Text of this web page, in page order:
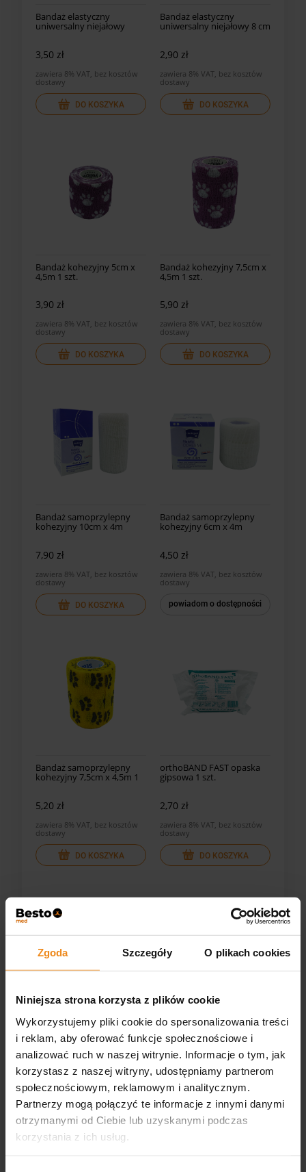
Zgoda Szczegóły O plikach cookies
Niniejsza strona korzysta z plików cookie
Wykorzystujemy pliki cookie do spersonalizowania treści
i reklam, aby oferować funkcje społecznościowe i
analizować ruch w naszej witrynie. Informacje o tym, jak
korzystasz z naszej witryny, udostępniamy partnerom
społecznościowym, reklamowym i analitycznym.
Partnerzy mogą połączyć te informacje z innymi danymi
otrzymanymi od Ciebie lub uzyskanymi podczas
korzystania z ich usług.
Bandaż elastyczny
uniwersalny niejałowy
3,50 zł
zawiera 8% VAT, bez kosztów
dostawy
DO KOSZYKA
Bandaż elastyczny
uniwersalny niejałowy 8 cm
2,90 zł
zawiera 8% VAT, bez kosztów
dostawy
DO KOSZYKA
Bandaż kohezyjny 5cm x
4,5m 1 szt.
3,90 zł
zawiera 8% VAT, bez kosztów
dostawy
DO KOSZYKA
Bandaż kohezyjny 7,5cm x
4,5m 1 szt.
5,90 zł
zawiera 8% VAT, bez kosztów
dostawy
DO KOSZYKA
Bandaż samoprzylepny
kohezyjny 10cm x 4m
7,90 zł
zawiera 8% VAT, bez kosztów
dostawy
DO KOSZYKA
Bandaż samoprzylepny
kohezyjny 6cm x 4m
4,50 zł
zawiera 8% VAT, bez kosztów
dostawy
powiadom o dostępności
Bandaż samoprzylepny
kohezyjny 7,5cm x 4,5m 1
5,20 zł
zawiera 8% VAT, bez kosztów
dostawy
DO KOSZYKA
orthoBAND FAST opaska
gipsowa 1 szt.
2,70 zł
zawiera 8% VAT, bez kosztów
dostawy
DO KOSZYKA
Plaster do mocowania
kaniul Safeline 6x8 cm
0,50 zł
zawiera 8% VAT, bez kosztów
DO KOSZYKA
Polisept VET AL opatrunek
na rany 10 x 10 cm
15,50 zł
zawiera 23% VAT, bez kosztów
dostawy
DO KOSZYKA